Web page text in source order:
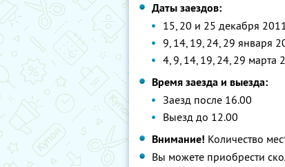
Даты заездов:
15, 20 и 25 декабря
9, 14, 19, 24, 29 января
4, 9, 14, 19, 24, 29 марта
Время заезда и выезда:
Заезд после 16.00
Выезд до 12.00
Внимание! Количество
Вы можете приобрести